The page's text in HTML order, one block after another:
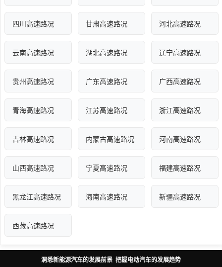
四川高速路况 甘肃高速路况 河北高速路况
云南高速路况 湖北高速路况 辽宁高速路况
贵州高速路况 广东高速路况 广西高速路况
青海高速路况 江苏高速路况 浙江高速路况
吉林高速路况 内蒙古高速路况 河南高速路况
山西高速路况 宁夏高速路况 福建高速路况
黑龙江高速路况 海南高速路况 新疆高速路况
西藏高速路况
洞悉新能源汽车的发展前景 把握电动汽车的发展趋势